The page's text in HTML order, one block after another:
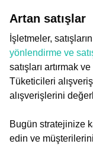
Artan satışlar
İşletmeler,
yönlendirme ve
satışları artırmak
Tüketicileri
alışverişlerini
Bugün stratejinize
edin ve